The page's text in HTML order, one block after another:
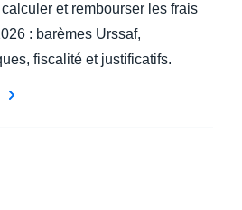
et rembourser les frais
: barèmes Urssaf,
fiscalité et justificatifs.